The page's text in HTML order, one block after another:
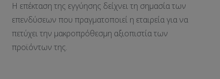
Η επέκταση της εγγύησης δείχνει τη σημασία των
επενδύσεων που πραγματοποιεί η εταιρεία για να
πετύχει την μακροπρόθεσμη αξιοπιστία των
προϊόντων της.